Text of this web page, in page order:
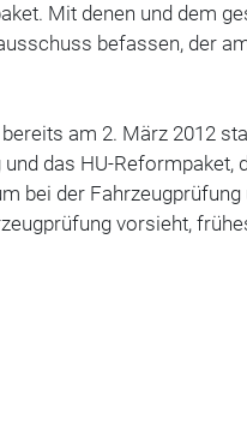
Mit denen und dem
befassen, der
am 2. März 2012
das HU-Reformpaket,
bei der Fahrzeugprüfung
vorsieht,